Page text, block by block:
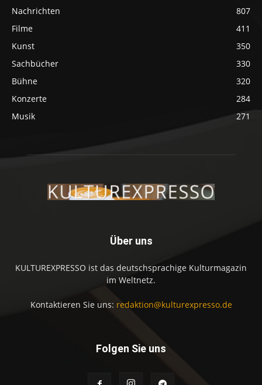
Nachrichten
807
Filme
411
Kunst
350
Sachbücher
330
Bühne
320
Konzerte
284
Musik
271
Über uns
KULTUREXPRESSO ist das deutschsprachige Kulturmagazin
im Weltnetz.
Kontaktieren Sie uns: redaktion@kulturexpresso.de
Folgen Sie uns